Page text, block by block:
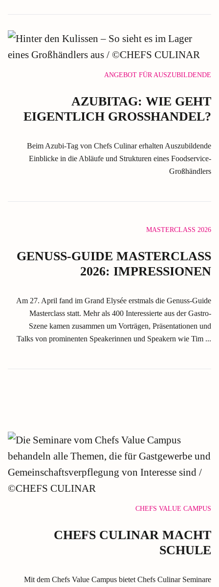
ANGEBOT FÜR AUSZUBILDENDE
AZUBITAG: WIE GEHT
EIGENTLICH GROSSHANDEL?
Beim Azubi-Tag von Chefs Culinar erhalten Auszubildende
Einblicke in die Abläufe und Strukturen eines Foodservice-
Großhändlers
MASTERCLASS 2026
GENUSS-GUIDE MASTERCLASS
2026: IMPRESSIONEN
Am 27. April fand im Grand Elysée erstmals die Genuss-Guide
Masterclass statt. Mehr als 400 Interessierte aus der Gastro-
Szene kamen zusammen um Vorträgen, Präsentationen und
Talks von prominenten Speakerinnen und Speakern wie Tim ...
CHEFS VALUE CAMPUS
CHEFS CULINAR MACHT
SCHULE
Mit dem Chefs Value Campus bietet Chefs Culinar Seminare